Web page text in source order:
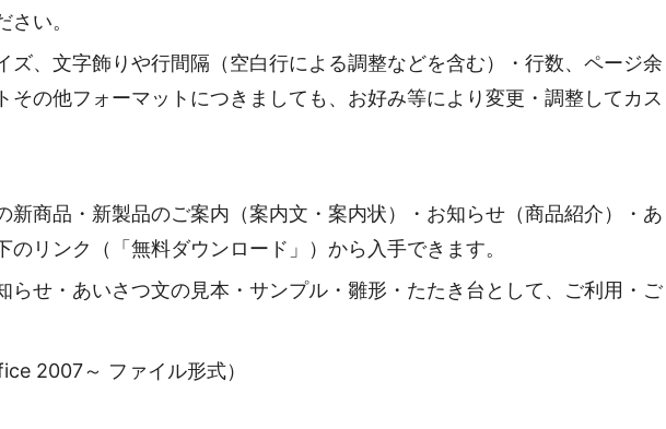
い。
ズ、文字飾りや行間隔（空白行による調整などを含む）・行数、ページ余
その他フォーマットにつきましても、お好み等により変更・調整してカス
新商品・新製品のご案内（案内文・案内状）・お知らせ（商品紹介）・あ
リンク（「無料ダウンロード」）から入手できます。
らせ・あいさつ文の見本・サンプル・雛形・たたき台として、ご利用・ご
2007～ ファイル形式）